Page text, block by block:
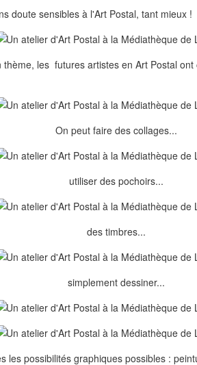
doute sensibles à l'Art Postal, tant mieux !
thème, les futures artistes en Art Postal
On peut faire des collages...
utiliser des pochoirs...
des timbres...
simplement dessiner...
les possibilités graphiques possibles :